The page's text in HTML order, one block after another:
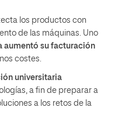
los productos con
de las máquinas. Uno
aumentó su facturación
costes.
universitaria
a fin de preparar a
a los retos de la